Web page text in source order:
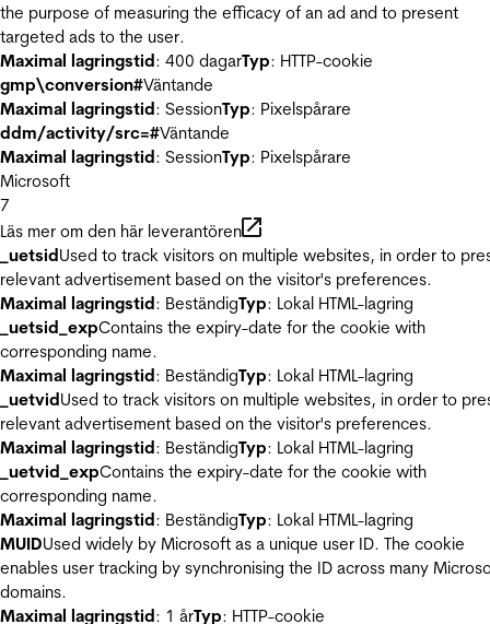
the purpose of measuring the efficacy of an ad and to present
targeted ads to the user.
Maximal lagringstid: 400 dagarTyp: HTTP-cookie
gmp\conversion#Väntande
Maximal lagringstid: SessionTyp: Pixelspårare
ddm/activity/src=#Väntande
Maximal lagringstid: SessionTyp: Pixelspårare
Microsoft
7
Läs mer om den här leverantören
_uetsidUsed to track visitors on multiple websites, in order to
relevant advertisement based on the visitor's preferences.
Maximal lagringstid: BeständigTyp: Lokal HTML-lagring
_uetsid_expContains the expiry-date for the cookie with
corresponding name.
Maximal lagringstid: BeständigTyp: Lokal HTML-lagring
_uetvidUsed to track visitors on multiple websites, in order to
relevant advertisement based on the visitor's preferences.
Maximal lagringstid: BeständigTyp: Lokal HTML-lagring
_uetvid_expContains the expiry-date for the cookie with
corresponding name.
Maximal lagringstid: BeständigTyp: Lokal HTML-lagring
MUIDUsed widely by Microsoft as a unique user ID. The cookie
enables user tracking by synchronising the ID across many
domains.
Maximal lagringstid: 1 årTyp: HTTP-cookie